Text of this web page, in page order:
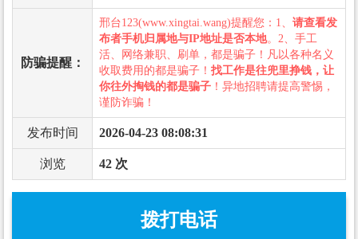
防骗提醒：
邢台123(www.xingtai.wang)提醒您：1、 请查看发
布者手机归属地与IP地址是否本地。2、手工
活、网络兼职、刷单，都是骗子！凡以各种名义
收取费用的都是骗子！ 找工作是往兜里挣钱，让
你往外掏钱的都是骗子 ！异地招聘请提高警惕，
谨防诈骗！
发布时间 2026-04-23 08:08:31
浏览 42 次
拨打电话